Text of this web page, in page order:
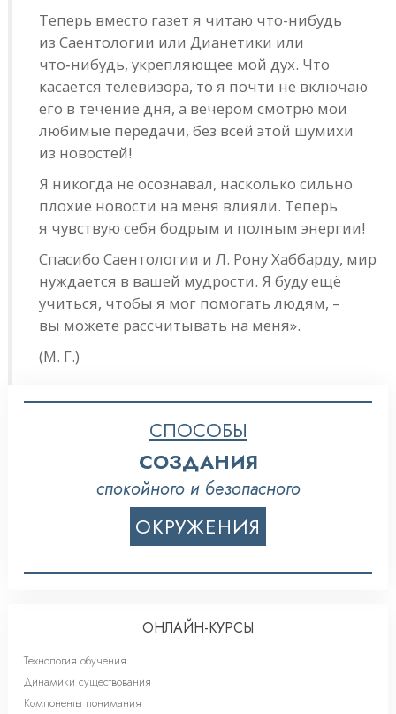
Теперь вместо газет я читаю что-нибудь
из Саентологии или Дианетики или
что‑нибудь, укрепляющее мой дух. Что
касается телевизора, то я почти не включаю
его в течение дня, а вечером смотрю мои
любимые передачи, без всей этой шумихи
из новостей!
Я никогда не осознавал, насколько сильно
плохие новости на меня влияли. Теперь
я чувствую себя бодрым и полным энергии!
Спасибо Саентологии и Л. Рону Хаббарду, мир
нуждается в вашей мудрости. Я буду ещё
учиться, чтобы я мог помогать людям, –
вы можете рассчитывать на меня».
(М. Г.)
СПОСОБЫ
СОЗДАНИЯ
спокойного и безопасного
ОКРУЖЕНИЯ
ОНЛАЙН-КУРСЫ
Технология обучения
Динамики существования
Компоненты понимания